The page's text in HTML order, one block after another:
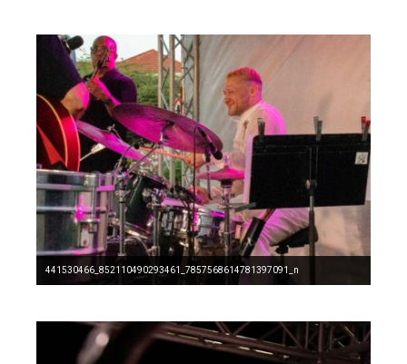
441530466_852110490293461_7857568614781397091_n